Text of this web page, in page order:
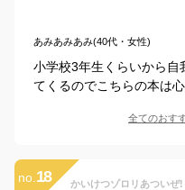
あみあみあみ(40代・女性)
小学校3年生くらいから自
てくるのでこちらの本は
全てのおす
no. 18